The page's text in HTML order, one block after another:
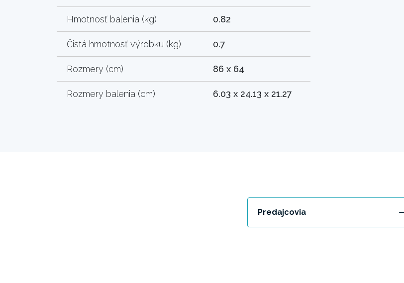
Hmotnosť balenia (kg) 0.82
Čistá hmotnosť výrobku (kg) 0.7
Rozmery (cm) 86 x 64
Rozmery balenia (cm) 6.03 x 24.13 x 21.27
Predajcovia